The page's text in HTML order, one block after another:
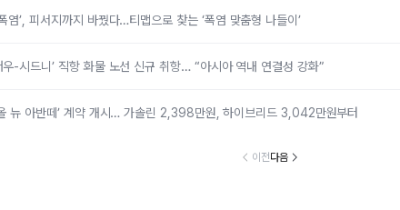
염’, 피서지까지 바꿨다…티맵으로 찾는 ‘폭염 맞춤형 나들이’
우-시드니’ 직항 화물 노선 신규 취항… “아시아 역내 연결성 강화”
뉴 아반떼’ 계약 개시… 가솔린 2,398만원, 하이브리드 3,042만원부터
이전다음